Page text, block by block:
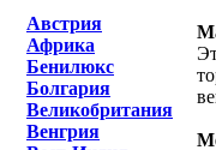
Австрия
Африка
Бенилюкс
Болгария
Великобритания
Венгрия